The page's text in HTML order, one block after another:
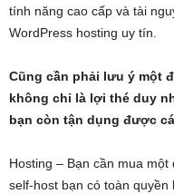
tính năng cao cấp và tài
WordPress hosting uy tín.
Cũng cần phải lưu ý một
không chỉ là lợi thé duy
bạn còn tận dụng được
Hosting – Bạn cần mua
self-host bạn có toàn